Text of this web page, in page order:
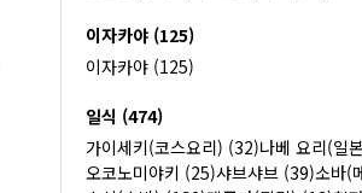
이자카야 (125)
이자카야 (125)
일식 (474)
가이세키(코스요리) (32)나베 요리(일
오코노미야키 (25)샤브샤브 (39)소바(